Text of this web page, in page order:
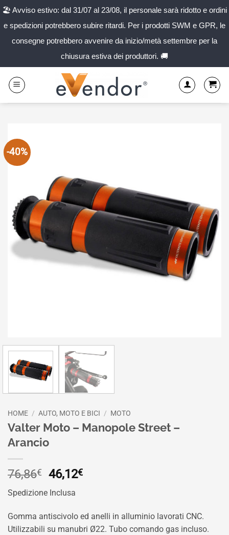
🏖️ Avviso estivo: dal 31/07 al 23/08, il personale sarà ridotto e ordini
e spedizioni potrebbero subire ritardi. Per i prodotti SWM e GPR, le
consegne potrebbero avvenire da inizio/metà settembre per la
chiusura estiva dei produttori. 🚚
-40%
HOME / AUTO, MOTO E BICI / MOTO
Valter Moto – Manopole Street –
Arancio
76,86€
Il
prezzo
originale
era:
76,86€.
46,12€Il
è:
46,12€.
Spedizione Inclusa
Gomma antiscivolo ed anelli in alluminio lavorati CNC.
Utilizzabili su manubri Ø22. Tubo comando gas incluso.